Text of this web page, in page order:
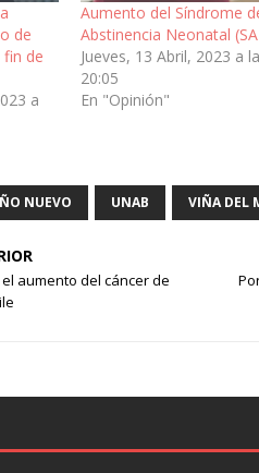
de
de
a
Aumento del Síndrome
Abstinencia Neonatal
Jueves, 13 Abril, 2023 a
20:05
En "Opinión"
NUEVO UNAB VIÑA DEL
aumento del cáncer de